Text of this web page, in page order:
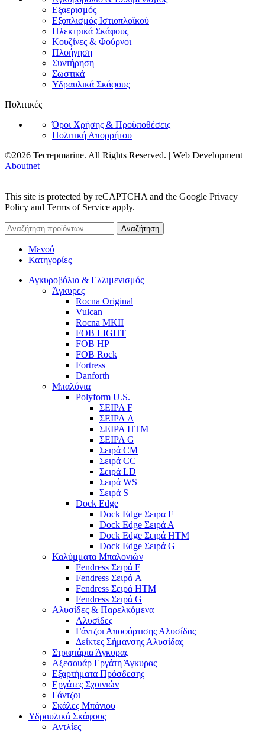
Εξαερισμός
Εξοπλισμός Ιστιοπλοϊκού
Ηλεκτρικά Σκάφους
Κουζίνες & Φούρνοι
Πλοήγηση
Συντήρηση
Σωστικά
Υδραυλικά Σκάφους
Πολιτικές
Όροι Χρήσης & Προϋποθέσεις
Πολιτική Απορρήτου
©2026 Tecrepmarine. All Rights Reserved. | Web Development
Aboutnet
This site is protected by reCAPTCHA and the Google Privacy
Policy and Terms of Service apply.
Αναζήτηση
Μενού
Κατηγορίες
Αγκυροβόλιο & Ελλιμενισμός
Άγκυρες
Rocna Original
Vulcan
Rocna MKII
FOB LIGHT
FOB HP
FOB Rock
Fortress
Danforth
Μπαλόνια
Polyform U.S.
ΣΕΙΡΑ F
ΣΕΙΡΑ A
ΣΕΙΡΑ HTM
ΣΕΙΡΑ G
Σειρά CM
Σειρά CC
Σειρά LD
Σειρά WS
Σειρά S
Dock Edge
Dock Edge Σειρα F
Dock Edge Σειρά Α
Dock Edge Σειρά HTM
Dock Edge Σειρά G
Καλύμματα Μπαλονιών
Fendress Σειρά F
Fendress Σειρά A
Fendress Σειρά HTM
Fendress Σειρά G
Αλυσίδες & Παρελκόμενα
Αλυσίδες
Γάντζοι Αποφόρτισης Αλυσίδας
Δείκτες Σήμανσης Αλυσίδας
Στριφτάρια Άγκυρας
Αξεσουάρ Εργάτη Άγκυρας
Εξαρτήματα Πρόσδεσης
Εργάτες Σχοινιών
Γάντζοι
Σκάλες Μπάνιου
Υδραυλικά Σκάφους
Αντλίες